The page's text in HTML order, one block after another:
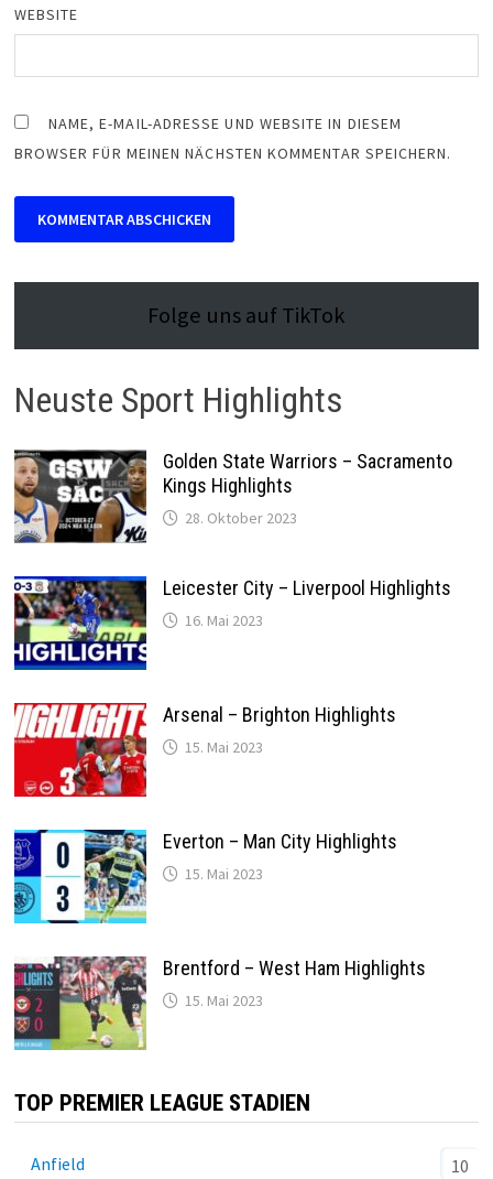
WEBSITE
NAME, E-MAIL-ADRESSE UND WEBSITE IN DIESEM
BROWSER FÜR MEINEN NÄCHSTEN KOMMENTAR SPEICHERN.
Folge uns auf TikTok
Neuste Sport Highlights
Golden State Warriors – Sacramento
Kings Highlights
28. Oktober 2023
Leicester City – Liverpool Highlights
16. Mai 2023
Arsenal – Brighton Highlights
15. Mai 2023
Everton – Man City Highlights
15. Mai 2023
Brentford – West Ham Highlights
15. Mai 2023
TOP PREMIER LEAGUE STADIEN
Anfield 10